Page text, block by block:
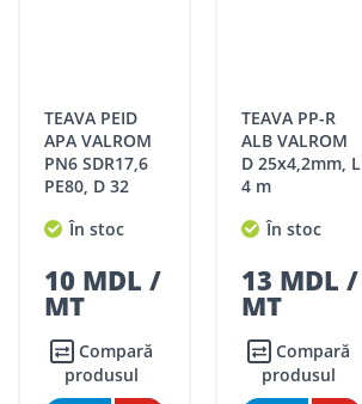
TEAVA PEID
APA VALROM
PN6 SDR17,6
PE80, D 32
În stoc
10 MDL /
MT
produsul
TEAVA PP-R
ALB VALROM
D 25x4,2mm, L
4 m
În stoc
13 MDL /
MT
produsul